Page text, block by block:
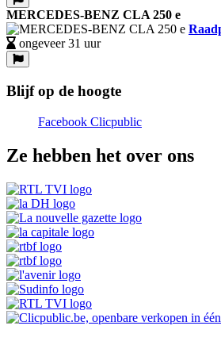
MERCEDES-BENZ CLA 250 e
ongeveer 31 uur
Blijf op de hoogte
Facebook Clicpublic
Ze hebben het over ons